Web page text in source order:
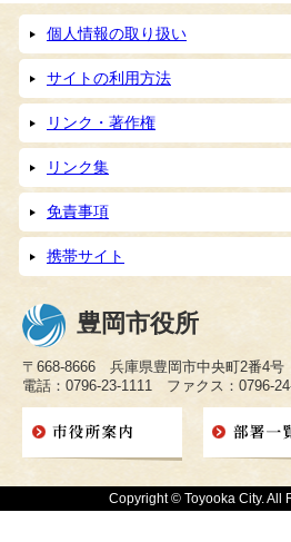
個人情報の取り扱い
サイトの利用方法
リンク・著作権
リンク集
免責事項
携帯サイト
豊岡市役所
〒668-8666 兵庫県豊岡市中央町2番4号
電話：0796-23-1111 ファクス：0796-
Copyright © Toyooka City. All